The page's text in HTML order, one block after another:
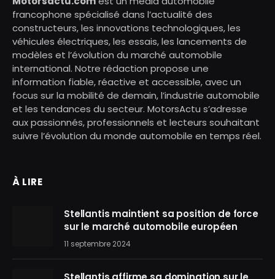
francophone spécialisé dans l’actualité des
constructeurs, les innovations technologiques, les
véhicules électriques, les essais, les lancements de
modèles et l’évolution du marché automobile
international. Notre rédaction propose une
information fiable, réactive et accessible, avec un
focus sur la mobilité de demain, l’industrie automobile
et les tendances du secteur. MotorsActu s’adresse
aux passionnés, professionnels et lecteurs souhaitant
suivre l’évolution du monde automobile en temps réel.
À LIRE
Stellantis maintient sa position de force
sur le marché automobile européen
11 septembre 2024